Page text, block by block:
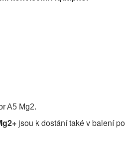
A5 Mg2.
jsou k dostání také v balení po